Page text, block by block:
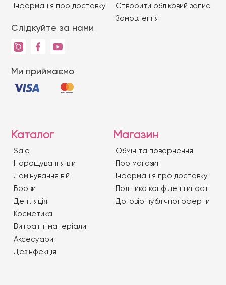
Iнформація про доставку
Слідкуйте за нами
Ми приймаємо
Створити обліковий запис
Замовлення
Каталог
Sale
Нарощування вій
Ламінування вій
Брови
Депіляція
Косметика
Витратні матеріали
Аксесуари
Дезінфекція
Магазин
Обмін та повернення
Про магазин
Iнформація про доставку
Політика конфіденційності
Договір публічної оферти